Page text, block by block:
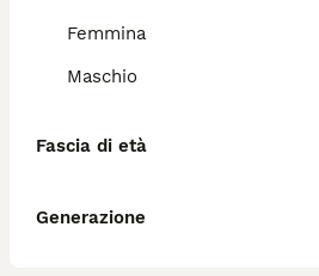
Femmina
Maschio
Fascia di età
Generazione